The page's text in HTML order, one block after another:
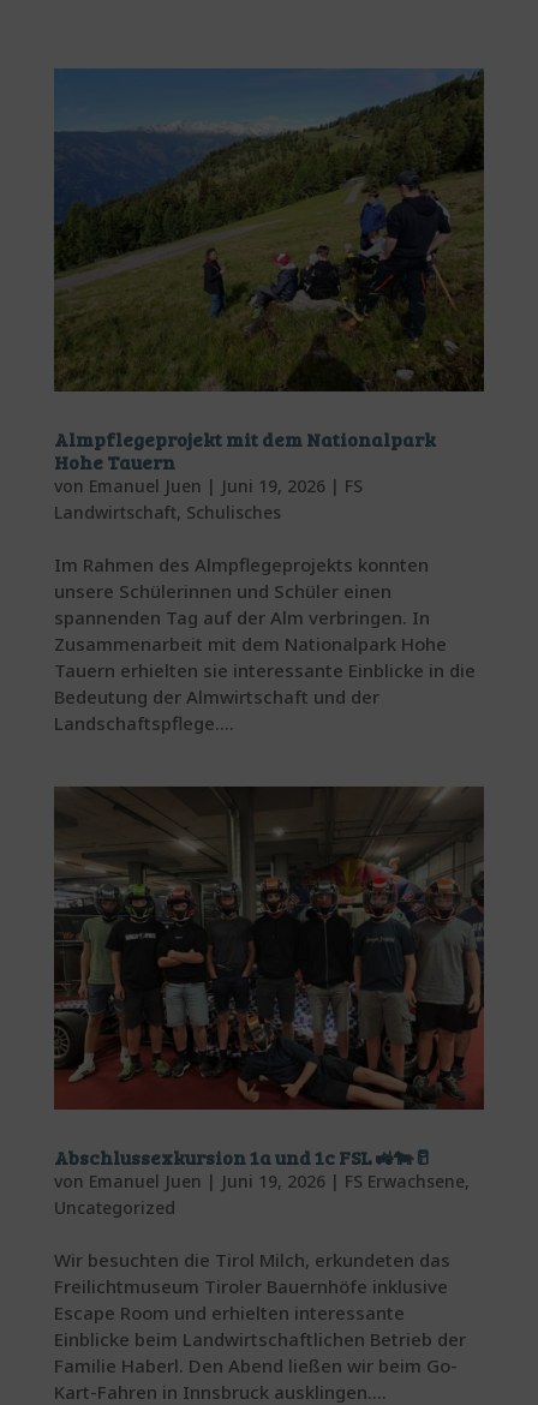
Almpflegeprojekt mit dem Nationalpark
Hohe Tauern
von Emanuel Juen | Juni 19, 2026 | FS
Landwirtschaft, Schulisches
Im Rahmen des Almpflegeprojekts konnten
unsere Schülerinnen und Schüler einen
spannenden Tag auf der Alm verbringen. In
Zusammenarbeit mit dem Nationalpark Hohe
Tauern erhielten sie interessante Einblicke in die
Bedeutung der Almwirtschaft und der
Landschaftspflege....
Abschlussexkursion 1a und 1c FSL 🚜🐄🥛
von Emanuel Juen | Juni 19, 2026 | FS Erwachsene,
Uncategorized
Wir besuchten die Tirol Milch, erkundeten das
Freilichtmuseum Tiroler Bauernhöfe inklusive
Escape Room und erhielten interessante
Einblicke beim Landwirtschaftlichen Betrieb der
Familie Haberl. Den Abend ließen wir beim Go-
Kart-Fahren in Innsbruck ausklingen....